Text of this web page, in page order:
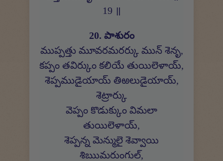
19 ॥
20. పాశురం
ముప్పత్తు మూవరమరర్కు మున్ శెనృ,
కప్పం తవిర్కుం కలియే తుయిలెళాయ్,
శెప్పముడైయాయ్ తిఱలుడైయాయ్,
శెట్రార్కు
వెప్పం కొడుక్కుం విమలా
తుయిలెళాయ్,
శెప్పన్న మెన్ములై శెవ్వాయి
శిఋమరుంగుల్,